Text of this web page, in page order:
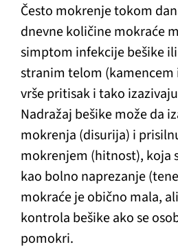
Često mokrenje tokom
dnevne količine mokraće
simptom infekcije bešike
stranim telom
vrše pritisak i tako
Nadražaj bešike može da
mokrenja (disurija) i
mokrenjem (hitnost), koja
kao bolno naprezanje
mokraće je obično mala,
kontrola bešike ako se
pomokri.